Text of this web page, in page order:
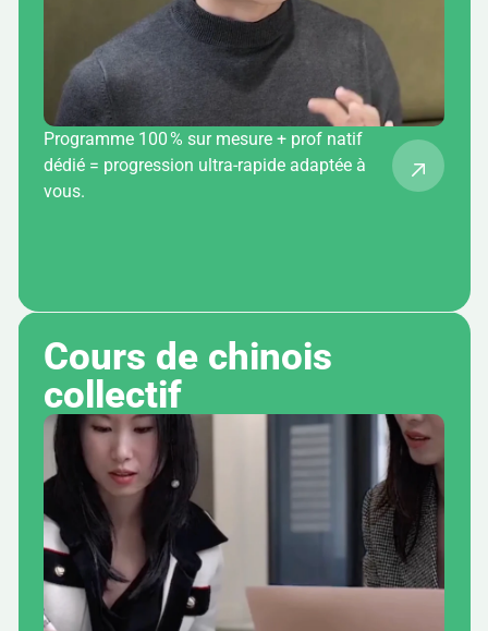
Programme 100 % sur mesure + prof natif
dédié = progression ultra-rapide adaptée à
vous.
Cours de chinois
collectif